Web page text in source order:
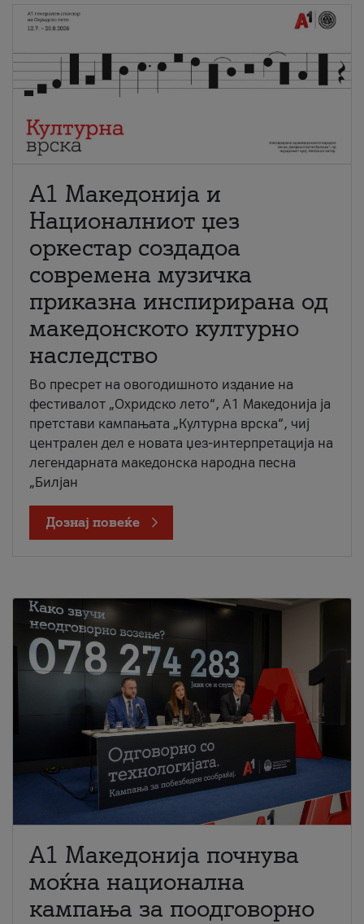
А1 Македонија и
Националниот џез
оркестар создадоа
современа музичка
приказна инспирирана од
македонското културно
наследство
Во пресрет на овогодишното издание на
фестивалот „Охридско лето“, А1 Македонија ја
претстави кампањата „Културна врска“, чиј
централен дел е новата џез-интерпретација на
легендарната македонска народна песна
„Билјан
Дознај повеќе
A1 Македонија почнува
моќна национална
кампања за поодговорно